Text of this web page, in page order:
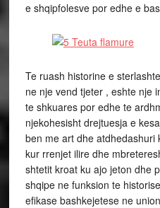
e shqipfolesve por edhe e
Te ruash historine e
ne nje vend tjeter , eshte nje
te shkuares por edhe te
njekohesisht drejtuesja e
ben me art dhe
kur rrenjet ilire dhe
shtetit kroat ku ajo jeton dhe
shqipe ne funksion te
efikase bashkejetese ne